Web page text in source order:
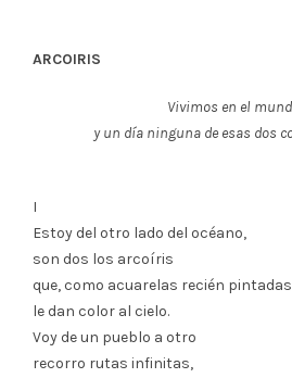
ARCOIRIS
Vivimos en el
y un día ninguna de esas dos
I
Estoy del otro lado del océano,
son dos los arcoíris
que, como acuarelas recién
le dan color al cielo.
Voy de un pueblo a otro
recorro rutas infinitas,